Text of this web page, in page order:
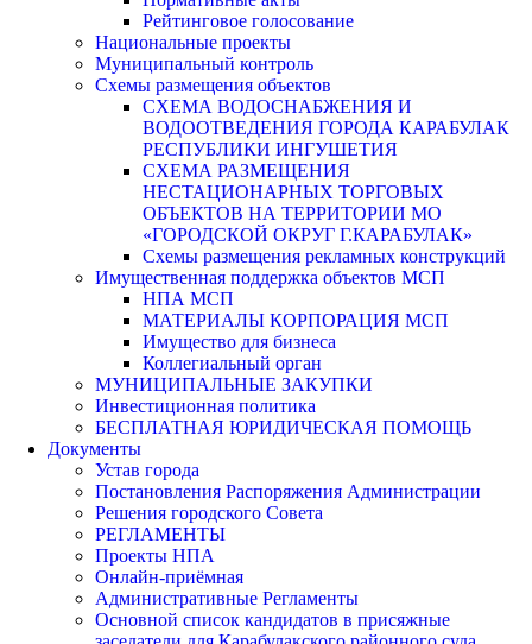
Рейтинговое голосование
Национальные проекты
Муниципальный контроль
Схемы размещения объектов
СХЕМА ВОДОСНАБЖЕНИЯ И
ВОДООТВЕДЕНИЯ ГОРОДА КАРАБУЛАК
РЕСПУБЛИКИ ИНГУШЕТИЯ
СХЕМА РАЗМЕЩЕНИЯ
НЕСТАЦИОНАРНЫХ ТОРГОВЫХ
ОБЪЕКТОВ НА ТЕРРИТОРИИ МО
«ГОРОДСКОЙ ОКРУГ Г.КАРАБУЛАК»
Схемы размещения рекламных конструкций
Имущественная поддержка объектов МСП
НПА МСП
МАТЕРИАЛЫ КОРПОРАЦИЯ МСП
Имущество для бизнеса
Коллегиальный орган
МУНИЦИПАЛЬНЫЕ ЗАКУПКИ
Инвестиционная политика
БЕСПЛАТНАЯ ЮРИДИЧЕСКАЯ ПОМОЩЬ
Документы
Устав города
Постановления Распоряжения Администрации
Решения городского Совета
РЕГЛАМЕНТЫ
Проекты НПА
Онлайн-приёмная
Административные Регламенты
Основной список кандидатов в присяжные